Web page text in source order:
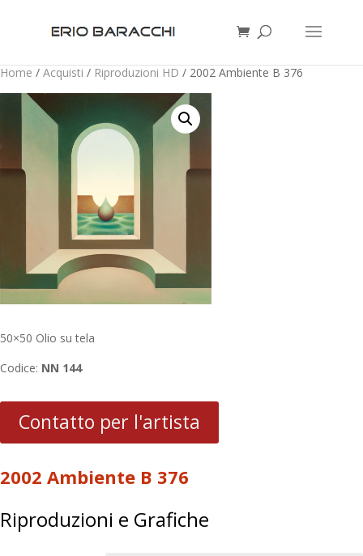
Home / Acquisti / Riproduzioni HD / 2002 Ambiente B 376
50×50 Olio su tela
Codice: NN 144
Contatto per l'artista
2002 Ambiente B 376
Riproduzioni e Grafiche